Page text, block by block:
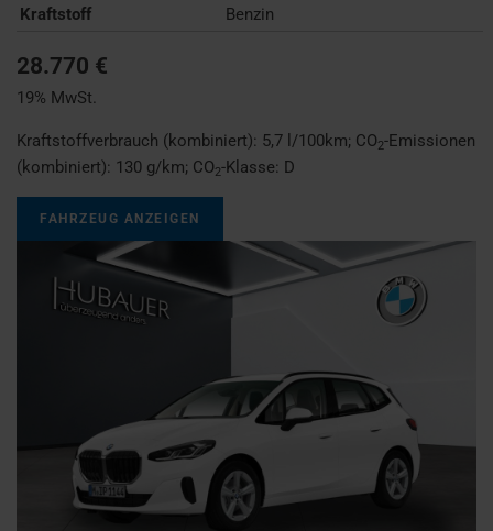
Kraftstoff
Benzin
28.770 €
19% MwSt.
Kraftstoffverbrauch (kombiniert): 5,7 l/100km; CO2-Emissionen
(kombiniert): 130 g/km; CO2-Klasse: D
FAHRZEUG ANZEIGEN